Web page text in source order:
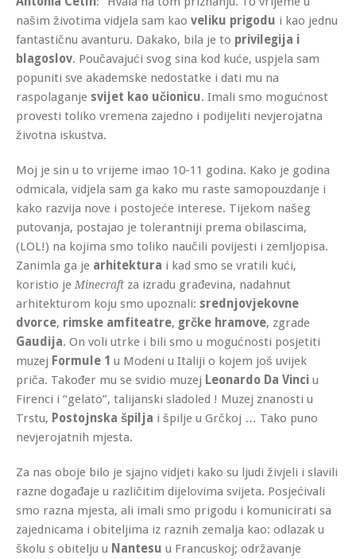
našim životima vidjela sam kao veliku prigodu i kao jednu
fantastičnu avanturu. Dakako, bila je to privilegija i
blagoslov. Poučavajući svog sina kod kuće, uspjela sam
popuniti sve akademske nedostatke i dati mu na
raspolaganje svijet kao učionicu. Imali smo mogućnost
provesti toliko vremena zajedno i podijeliti nevjerojatna
životna iskustva.
Moj je sin u to vrijeme imao 10-11 godina. Kako je godina
odmicala, vidjela sam ga kako mu raste samopouzdanje i
kako razvija nove i postojeće interese. Tijekom našeg
putovanja, postajao je tolerantniji prema obilascima,
(LOL!) na kojima smo toliko naučili povijesti i zemljopisa.
Zanimla ga je arhitektura i kad smo se vratili kući,
koristio je Minecraft za izradu građevina, nadahnut
arhitekturom koju smo upoznali: srednjovjekovne
dvorce, rimske amfiteatre, grčke hramove, zgrade
Gaudija. On voli utrke i bili smo u mogućnosti posjetiti
muzej Formule 1 u Modeni u Italiji o kojem još uvijek
priča. Također mu se svidio muzej Leonardo Da Vinci u
Firenci i “gelato”, talijanski sladoled ! Muzej znanosti u
Trstu, Postojnska špilja i špilje u Grčkoj … Tako puno
nevjerojatnih mjesta.
Za nas oboje bilo je sjajno vidjeti kako su ljudi živjeli i slavili
razne događaje u različitim dijelovima svijeta. Posjećivali
smo razna mjesta, ali imali smo prigodu i komunicirati sa
zajednicama i obiteljima iz raznih zemalja kao: odlazak u
školu s obitelju u Nantesu u Francuskoj; održavanje